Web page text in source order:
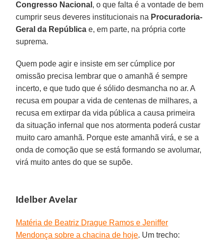
Congresso Nacional , o que falta é a vontade de bem
cumprir seus deveres institucionais na Procuradoria-
Geral da República e, em parte, na própria corte
suprema.
Quem pode agir e insiste em ser cúmplice por
omissão precisa lembrar que o amanhã é sempre
incerto, e que tudo que é sólido desmancha no ar. A
recusa em poupar a vida de centenas de milhares, a
recusa em extirpar da vida pública a causa primeira
da situação infernal que nos atormenta poderá custar
muito caro amanhã. Porque este amanhã virá, e se a
onda de comoção que se está formando se avolumar,
virá muito antes do que se supõe.
Idelber Avelar
Matéria de Beatriz Drague Ramos e Jeniffer
Mendonça sobre a chacina de hoje. Um trecho: